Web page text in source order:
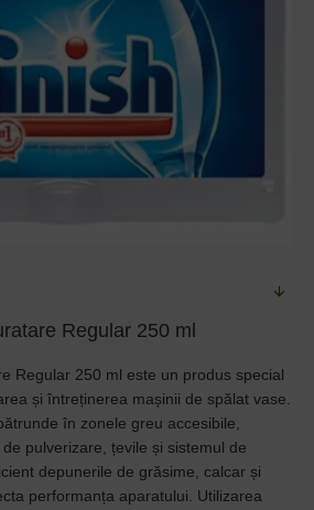
Regular 250 ml
Regular 250 ml este un produs special
și întreținerea mașinii de spălat vase.
în zonele greu accesibile,
pulverizare, țevile și sistemul de
depunerile de grăsime, calcar și
performanța aparatului. Utilizarea